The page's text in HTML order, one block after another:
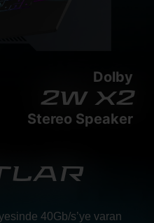
Dolby
2w x2
Stereo Speaker
40Gb/s’ye varan